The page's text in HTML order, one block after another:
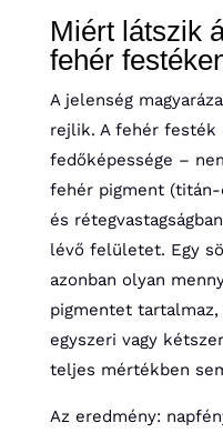
Miért látszik
fehér
A jelenség
rejlik. A fehér festék
fedőképessége –
fehér pigment (titán-
és
lévő felületet. Egy
azonban olyan
pigmentet
egyszeri vagy
teljes mértékben
Az eredmény: